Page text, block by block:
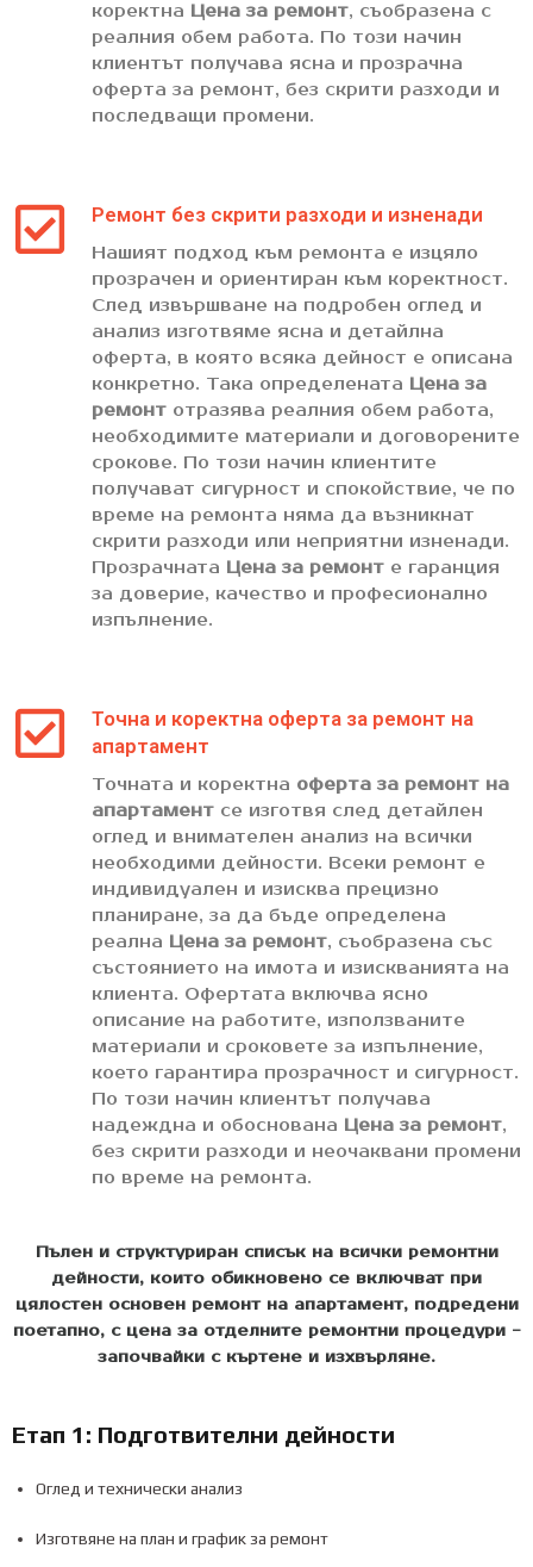
коректна Цена за ремонт, съобразена с
реалния обем работа. По този начин
клиентът получава ясна и прозрачна
оферта за ремонт, без скрити разходи и
последващи промени.
Ремонт без скрити разходи и изненади
Нашият подход към ремонта е изцяло
прозрачен и ориентиран към коректност.
След извършване на подробен оглед и
анализ изготвяме ясна и детайлна
оферта, в която всяка дейност е описана
конкретно. Така определената Цена за
ремонт отразява реалния обем работа,
необходимите материали и договорените
срокове. По този начин клиентите
получават сигурност и спокойствие, че по
време на ремонта няма да възникнат
скрити разходи или неприятни изненади.
Прозрачната Цена за ремонт е гаранция
за доверие, качество и професионално
изпълнение.
Точна и коректна оферта за ремонт на
апартамент
Точната и коректна оферта за ремонт на
апартамент се изготвя след детайлен
оглед и внимателен анализ на всички
необходими дейности. Всеки ремонт е
индивидуален и изисква прецизно
планиране, за да бъде определена
реална Цена за ремонт, съобразена със
състоянието на имота и изискванията на
клиента. Офертата включва ясно
описание на работите, използваните
материали и сроковете за изпълнение,
което гарантира прозрачност и сигурност.
По този начин клиентът получава
надеждна и обоснована Цена за ремонт,
без скрити разходи и неочаквани промени
по време на ремонта.
Пълен и структуриран списък на всички ремонтни
дейности, които обикновено се включват при
цялостен основен ремонт на апартамент, подредени
поетапно, с цена за отделните ремонтни процедури -
започвайки с къртене и изхвърляне.
Етап 1: Подготвителни дейности
Оглед и технически анализ
Изготвяне на план и график за ремонт